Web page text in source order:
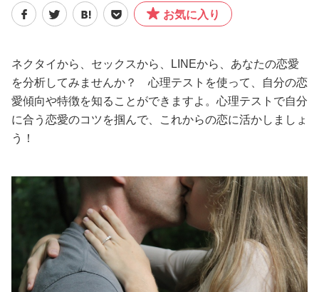
DRESS部活
ファッション
美容/健康
ワークスタイル
妊娠/出産/家族
お気に入り
ネクタイから、セックスから、LINEから、あなたの恋愛
を分析してみませんか？ 心理テストを使って、自分の恋
愛傾向や特徴を知ることができますよ。心理テストで自分
に合う恋愛のコツを掴んで、これからの恋に活かしましょ
う！